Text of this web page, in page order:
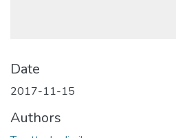
Date
2017-11-15
Authors